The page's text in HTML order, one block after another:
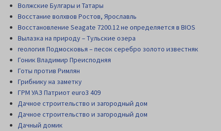
Волжские Булгары и Татары
Восстание волхвов Ростов, Ярославль
Восстановление Seagate 7200.12 не определяется в BIOS
Вылазка на природу – Тульские озера
геология Подмосковья – песок серебро золото известняк
Гоник Владимир Преисподняя
Готы против Римлян
Грибнику на заметку
ГРМ УАЗ Патриот euro3 409
Дачное строительство и загородный дом
Дачное строительство и загородный дом
Дачный домик